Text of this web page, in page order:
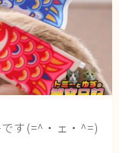
す(=^・ェ・^=)